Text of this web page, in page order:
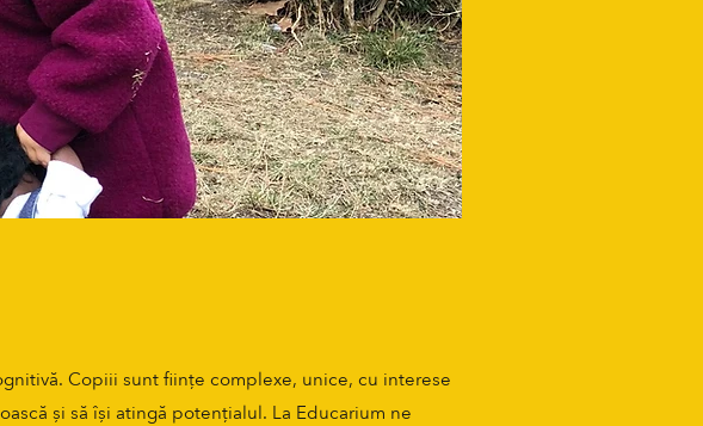
Copiii sunt ființe complexe, unice, cu interese
și să își atingă potențialul. La Educarium ne